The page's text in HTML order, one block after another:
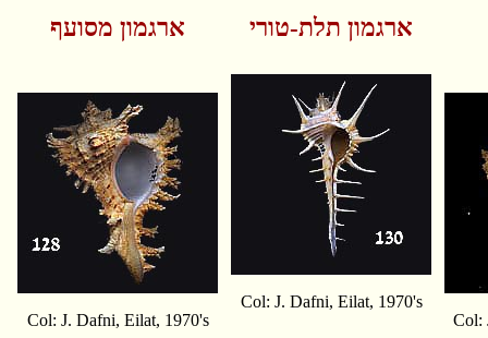
ארגמון מסועף ארגמון תלת-טורי
Col: J. Dafni, Eilat, 1970's
Col: J. Dafni, Eilat, 1970's
Col: